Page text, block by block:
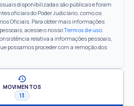
disponibilizadas são públicas e foram
oficiais do Poder Judiciário, como os
Oficiais. Para obter mais informações
acesse o nossoTermos de uso.
relativa a informações pessoais,
possamos proceder com a remoção dos
MOVIMENTOS
13